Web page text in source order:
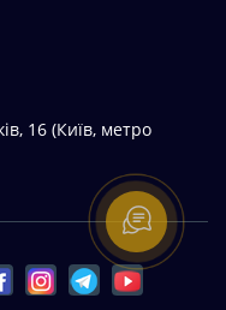
16 (Київ, метро